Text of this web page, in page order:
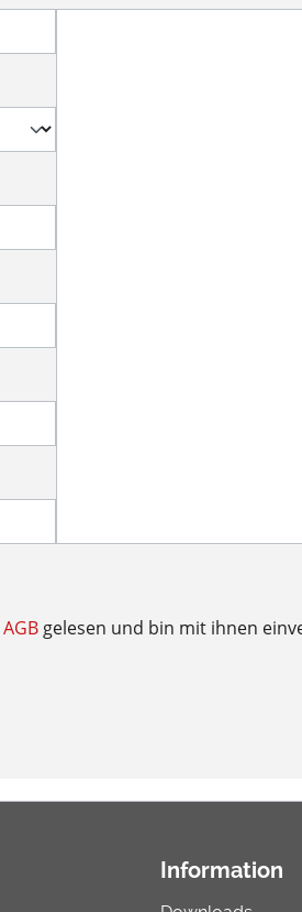
AGB gelesen und bin mit ihnen
Information